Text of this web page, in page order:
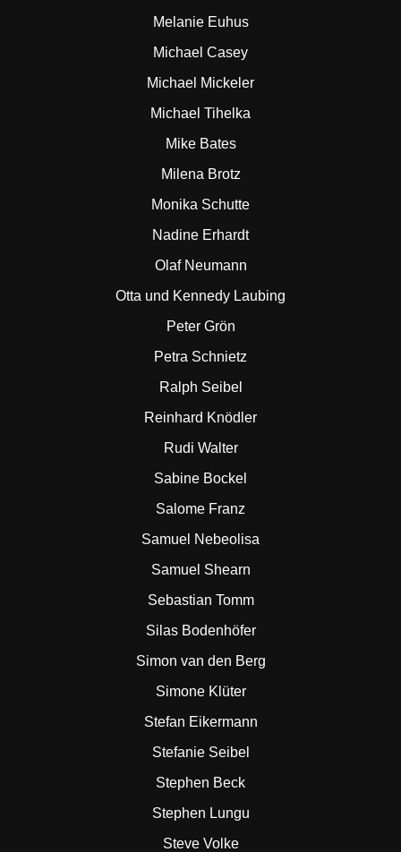
Melanie Euhus
Michael Casey
Michael Mickeler
Michael Tihelka
Mike Bates
Milena Brotz
Monika Schutte
Nadine Erhardt
Olaf Neumann
Otta und Kennedy Laubing
Peter Grön
Petra Schnietz
Ralph Seibel
Reinhard Knödler
Rudi Walter
Sabine Bockel
Salome Franz
Samuel Nebeolisa
Samuel Shearn
Sebastian Tomm
Silas Bodenhöfer
Simon van den Berg
Simone Klüter
Stefan Eikermann
Stefanie Seibel
Stephen Beck
Stephen Lungu
Steve Volke